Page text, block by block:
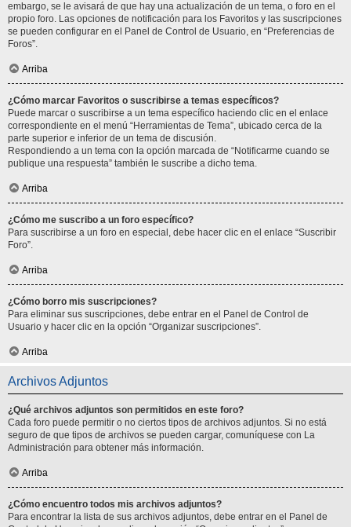
embargo, se le avisará de que hay una actualización de un tema, o foro en el
propio foro. Las opciones de notificación para los Favoritos y las suscripciones
se pueden configurar en el Panel de Control de Usuario, en “Preferencias de
Foros”.
Arriba
¿Cómo marcar Favoritos o suscribirse a temas específicos?
Puede marcar o suscribirse a un tema específico haciendo clic en el enlace
correspondiente en el menú “Herramientas de Tema”, ubicado cerca de la
parte superior e inferior de un tema de discusión.
Respondiendo a un tema con la opción marcada de “Notificarme cuando se
publique una respuesta” también le suscribe a dicho tema.
Arriba
¿Cómo me suscribo a un foro específico?
Para suscribirse a un foro en especial, debe hacer clic en el enlace “Suscribir
Foro”.
Arriba
¿Cómo borro mis suscripciones?
Para eliminar sus suscripciones, debe entrar en el Panel de Control de
Usuario y hacer clic en la opción “Organizar suscripciones”.
Arriba
Archivos Adjuntos
¿Qué archivos adjuntos son permitidos en este foro?
Cada foro puede permitir o no ciertos tipos de archivos adjuntos. Si no está
seguro de que tipos de archivos se pueden cargar, comuníquese con La
Administración para obtener más información.
Arriba
¿Cómo encuentro todos mis archivos adjuntos?
Para encontrar la lista de sus archivos adjuntos, debe entrar en el Panel de